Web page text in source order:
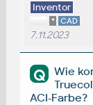
Inventor
* CAD
7.11.2023
Q
Wie
ACI-Farbe?